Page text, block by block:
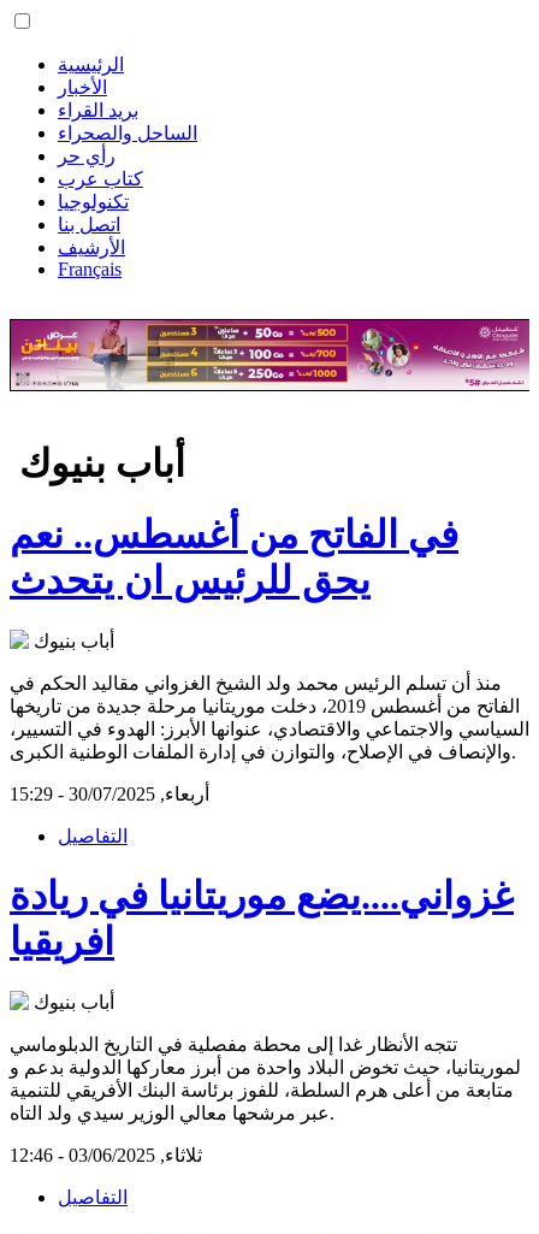
الرئيسية
الأخبار
بريد القراء
الساحل والصحراء
رأي حر
كتاب عرب
تكنولوجيا
اتصل بنا
الأرشيف
Français
‏أباب بنيوك ‏
في الفاتح من أغسطس.. نعم
يحق للرئيس ان يتحدث
منذ أن تسلم الرئيس محمد ولد الشيخ الغزواني مقاليد الحكم في
الفاتح من أغسطس 2019، دخلت موريتانيا مرحلة جديدة من تاريخها
السياسي والاجتماعي والاقتصادي، عنوانها الأبرز: الهدوء في التسيير،
والإنصاف في الإصلاح، والتوازن في إدارة الملفات الوطنية الكبرى.
أربعاء, 30/07/2025 - 15:29
التفاصيل
غزواني....يضع موريتانيا في ريادة
افريقيا
تتجه الأنظار غدا إلى محطة مفصلية في التاريخ الدبلوماسي
لموريتانيا، حيث تخوض البلاد واحدة من أبرز معاركها الدولية بدعم و
متابعة من أعلى هرم السلطة، للفوز برئاسة البنك الأفريقي للتنمية
عبر مرشحها معالي الوزير سيدي ولد التاه.
ثلاثاء, 03/06/2025 - 12:46
التفاصيل